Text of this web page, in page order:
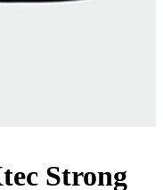
Strong